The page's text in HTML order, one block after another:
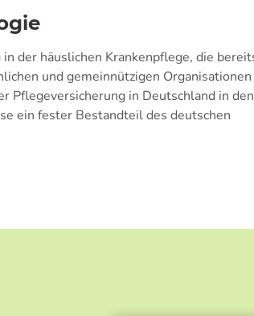
der häuslichen Krankenpflege, die
und gemeinnützigen Organisationen
Pflegeversicherung in Deutschland in den
ein fester Bestandteil des deutschen